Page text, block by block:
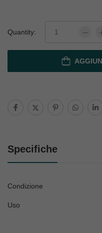
Quantity:
Specifiche
Condizione
Uso